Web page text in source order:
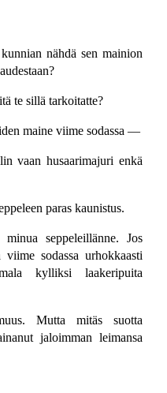
nähdä sen mainion
te sillä tarkoitatte?
maine viime sodassa —
vaan husaarimajuri enkä
paras kaunistus.
seppeleillänne. Jos
sodassa urhokkaasti
kylliksi laakeripuita
Mutta mitäs suotta
jaloimman leimansa